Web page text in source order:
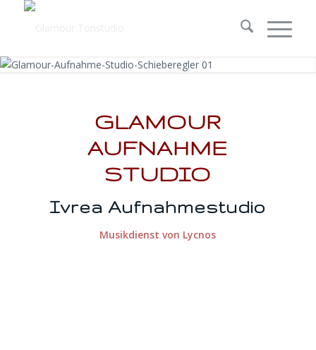
TRETEN SIE EIN UND ENTDECKEN SIE ALLE
DIENSTLEISTUNGEN
GLAMOUR
AUFNAHME
STUDIO
Ivrea Aufnahmestudio
Musikdienst von Lycnos